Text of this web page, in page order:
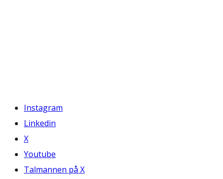
Instagram
Linkedin
X
Youtube
Talmannen på X